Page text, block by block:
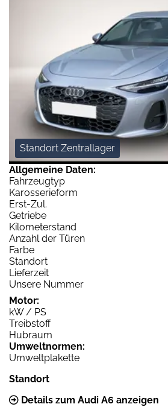
Standort Zentrallager
Allgemeine Daten:
Fahrzeugtyp
Karosserieform
Erst-Zul.
Getriebe
Kilometerstand
Anzahl der Türen
Farbe
Standort
Lieferzeit
Unsere Nummer
Motor:
kW / PS
Treibstoff
Hubraum
Umweltnormen:
Umweltplakette
Standort
Details zum Audi A6 anzeigen